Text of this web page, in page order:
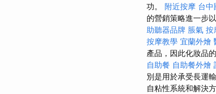
功。 附近按摩 台中
的營銷策略進一步
助聽器品牌 脹氣 按
按摩教學 宜蘭外燴
產品，因此化妝品
自助餐 自助餐外燴
別是用於承受長運
自粘性系統和解決